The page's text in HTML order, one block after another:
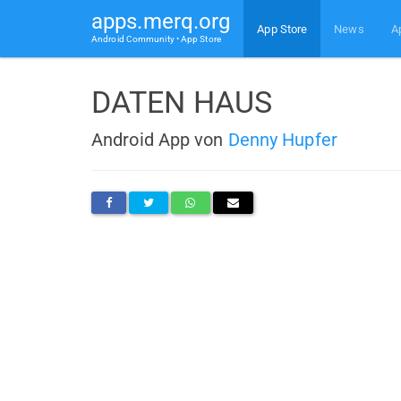
apps.merq.org
Android Community • App Store
App Store News
DATEN HAUS
Android App von Denny Hupfer